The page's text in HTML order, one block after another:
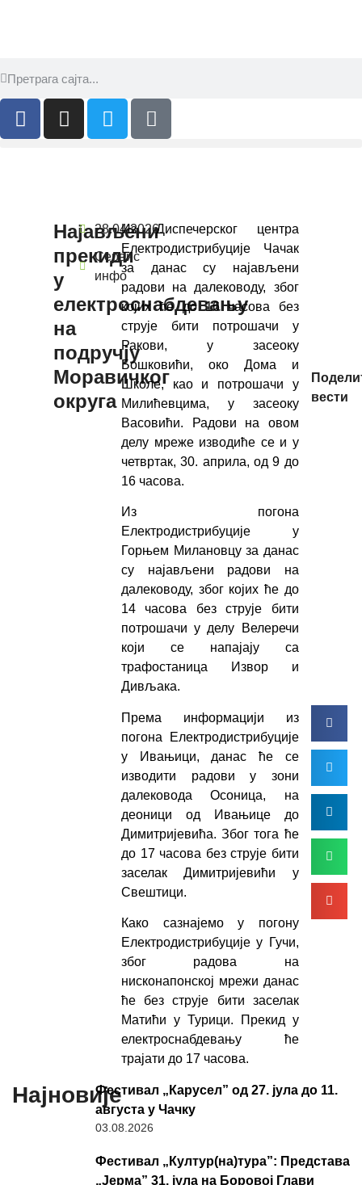
Најављени
прекиди
у
електроснабдевању
на
подручју
Моравичког
округа
28.04.2026.
Сервис
инфо
Из Диспечерског центра
Електродистрибуције Чачак
за данас су најављени
радови на далеководу, због
којих ће до 16 часова без
струје бити потрошачи у
Ракови, у засеоку
Бошковићи, око Дома и
Школе, као и потрошачи у
Милићевцима, у засеоку
Васовићи. Радови на овом
делу мреже изводиће се и у
четвртак, 30. априла, од 9 до
16 часова.
Из погона
Електродистрибуције у
Горњем Милановцу за данас
су најављени радови на
далеководу, због којих ће до
14 часова без струје бити
потрошачи у делу Велеречи
који се напајају са
трафостаница Извор и
Дивљака.
Према информацији из
погона Електродистрибуције
у Ивањици, данас ће се
изводити радови у зони
далековода Осоница, на
деоници од Ивањице до
Димитријевића. Због тога ће
до 17 часова без струје бити
заселак Димитријевићи у
Свештици.
Како сазнајемо у погону
Електродистрибуције у Гучи,
због радова на
нисконапонској мрежи данас
ће без струје бити заселак
Матићи у Турици. Прекид у
електроснабдевању ће
трајати до 17 часова.
вести
НајновијеФестивал „Карусел” од 27. јула до 11.
августа у Чачку
03.08.2026
Фестивал „Култур(на)тура”: Представа
„Јерма” 31. јула на Боровој Глави